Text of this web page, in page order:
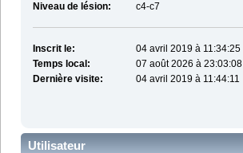
Niveau de lésion:
c4-c7
Inscrit le:
04 avril 2019 à 11:34:25
Temps local:
07 août 2026 à 23:03:08
Dernière visite:
04 avril 2019 à 11:44:11
Utilisateur